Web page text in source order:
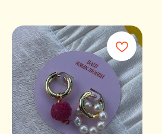
Сайт разработан
Digital-Step